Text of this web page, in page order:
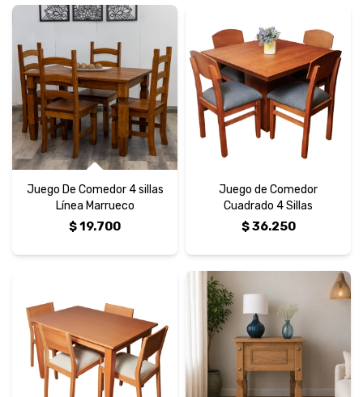
Juego De Comedor 4 sillas
Línea Marrueco
$19.700
Juego de Comedor
Cuadrado 4 Sillas
$36.250